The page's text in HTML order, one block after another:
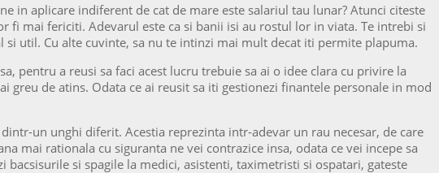
in aplicare indiferent de cat de mare este salariul tau lunar? Atunci citeste
mai fericiti. Adevarul este ca si banii isi au rostul lor in viata. Te intrebi si
util. Cu alte cuvinte, sa nu te intinzi mai mult decat iti permite plapuma.
pentru a reusi sa faci acest lucru trebuie sa ai o idee clara cu privire la
greu de atins. Odata ce ai reusit sa iti gestionezi finantele personale in mod
un unghi diferit. Acestia reprezinta intr-adevar un rau necesar, de care
mai rationala cu siguranta ne vei contrazice insa, odata ce vei incepe sa
si spagile la medici, asistenti, taximetristi si ospatari, gateste